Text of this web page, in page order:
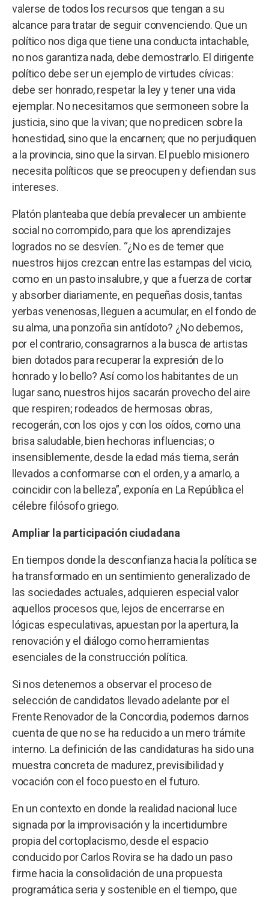
valerse de todos los recursos que tengan a su
alcance para tratar de seguir convenciendo. Que un
político nos diga que tiene una conducta intachable,
no nos garantiza nada, debe demostrarlo. El dirigente
político debe ser un ejemplo de virtudes cívicas:
debe ser honrado, respetar la ley y tener una vida
ejemplar. No necesitamos que sermoneen sobre la
justicia, sino que la vivan; que no predicen sobre la
honestidad, sino que la encarnen; que no perjudiquen
a la provincia, sino que la sirvan. El pueblo misionero
necesita políticos que se preocupen y defiendan sus
intereses.
Platón planteaba que debía prevalecer un ambiente
social no corrompido, para que los aprendizajes
logrados no se desvíen. “¿No es de temer que
nuestros hijos crezcan entre las estampas del vicio,
como en un pasto insalubre, y que a fuerza de cortar
y absorber diariamente, en pequeñas dosis, tantas
yerbas venenosas, lleguen a acumular, en el fondo de
su alma, una ponzoña sin antídoto? ¿No debemos,
por el contrario, consagrarnos a la busca de artistas
bien dotados para recuperar la expresión de lo
honrado y lo bello? Así como los habitantes de un
lugar sano, nuestros hijos sacarán provecho del aire
que respiren; rodeados de hermosas obras,
recogerán, con los ojos y con los oídos, como una
brisa saludable, bien hechoras influencias; o
insensiblemente, desde la edad más tierna, serán
llevados a conformarse con el orden, y a amarlo, a
coincidir con la belleza”, exponía en La República el
célebre filósofo griego.
Ampliar la participación ciudadana
En tiempos donde la desconfianza hacia la política se
ha transformado en un sentimiento generalizado de
las sociedades actuales, adquieren especial valor
aquellos procesos que, lejos de encerrarse en
lógicas especulativas, apuestan por la apertura, la
renovación y el diálogo como herramientas
esenciales de la construcción política.
Si nos detenemos a observar el proceso de
selección de candidatos llevado adelante por el
Frente Renovador de la Concordia, podemos darnos
cuenta de que no se ha reducido a un mero trámite
interno. La definición de las candidaturas ha sido una
muestra concreta de madurez, previsibilidad y
vocación con el foco puesto en el futuro.
En un contexto en donde la realidad nacional luce
signada por la improvisación y la incertidumbre
propia del cortoplacismo, desde el espacio
conducido por Carlos Rovira se ha dado un paso
firme hacia la consolidación de una propuesta
programática seria y sostenible en el tiempo, que